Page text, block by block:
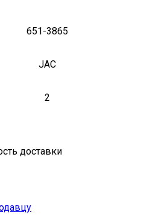
651-3865
JAC
2
доставки